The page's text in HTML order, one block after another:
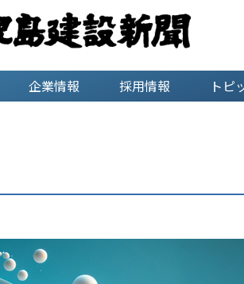
企業情報 採用情報 トピ